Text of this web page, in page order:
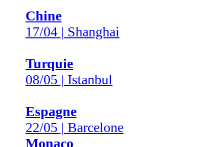
Chine
17/04 | Shanghai
Turquie
08/05 | Istanbul
Espagne
22/05 | Barcelone
Monaco